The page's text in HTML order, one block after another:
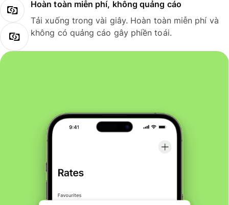
Hoàn toàn miễn phí, không quảng cáo
Tải xuống trong vài giây. Hoàn toàn miễn phí và
không có quảng cáo gây phiền toái.